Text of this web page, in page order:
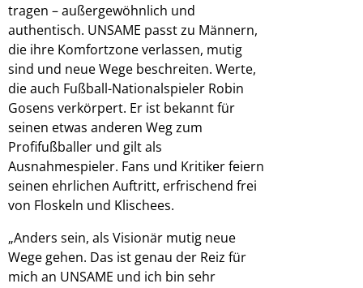
tragen – außergewöhnlich und
authentisch. UNSAME passt zu Männern,
die ihre Komfortzone verlassen, mutig
sind und neue Wege beschreiten. Werte,
die auch Fußball-Nationalspieler Robin
Gosens verkörpert. Er ist bekannt für
seinen etwas anderen Weg zum
Profifußballer und gilt als
Ausnahmespieler. Fans und Kritiker feiern
seinen ehrlichen Auftritt, erfrischend frei
von Floskeln und Klischees.
„Anders sein, als Visionär mutig neue
Wege gehen. Das ist genau der Reiz für
mich an UNSAME und ich bin sehr